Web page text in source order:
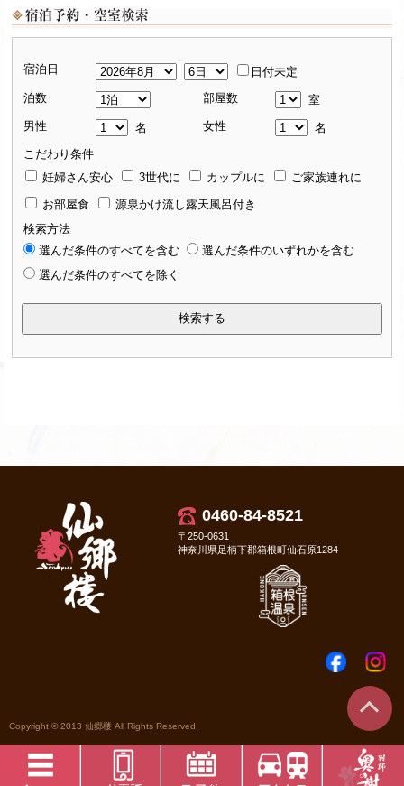
宿泊日
日付未定
泊数
部屋数
室
男性
名 女性
名
こだわり条件
妊婦さん安心
3世代に カップルに
ご家族連れに
お部屋食
源泉かけ流し露天風呂付き
検索方法
選んだ条件のすべてを含む
選んだ条件のいずれかを含む
選んだ条件のすべてを除く
検索する
0460-84-8521
〒250-0631
神奈川県足柄下郡箱根町仙石原1284
Copyright © 2013 仙郷楼 All Rights Reserved.